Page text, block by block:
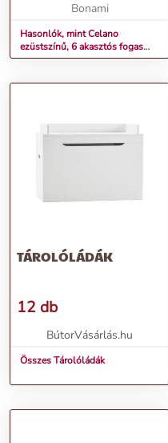
Bonami
Hasonlók, mint Celano
ezüstszínű, 6 akasztós fogas
ajtóra - Wenko
TÁROLÓLÁDÁK
12 db
BútorVásárlás.hu
Összes Tárolóládák